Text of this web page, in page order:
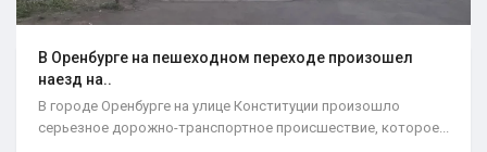
В Оренбурге на пешеходном переходе произошел
наезд на..
В городе Оренбурге на улице Конституции произошло
серьезное дорожно-транспортное происшествие, которое...